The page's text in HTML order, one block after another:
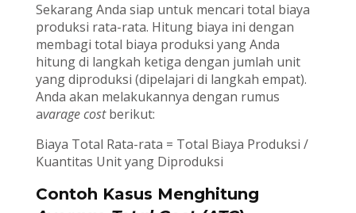
Sekarang Anda siap untuk mencari total biaya
produksi rata-rata. Hitung biaya ini dengan
membagi total biaya produksi yang Anda
hitung di langkah ketiga dengan jumlah unit
yang diproduksi (dipelajari di langkah empat).
Anda akan melakukannya dengan rumus
avarage costberikut:
Biaya Total Rata-rata = Total Biaya Produksi /
Kuantitas Unit yang Diproduksi
Contoh Kasus Menghitung